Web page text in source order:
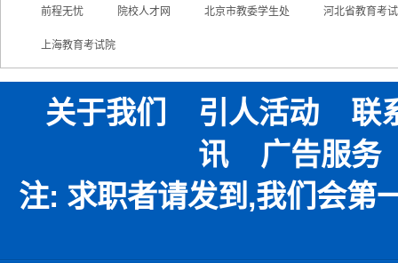
前程无忧 院校人才网 北京市教委学生处 河北省教育考
上海教育考试院
关于我们 引人活动
联
讯
广告服务
注: 求职者请发到,我们会第